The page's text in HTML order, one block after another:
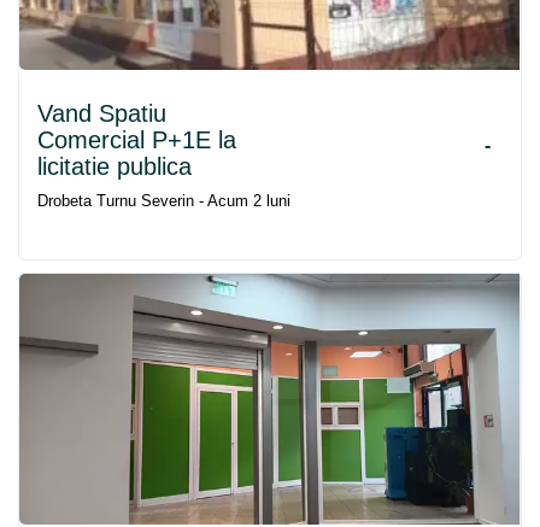
Vand Spatiu
Comercial P+1E la
licitatie publica
-
Drobeta Turnu Severin - Acum 2 luni